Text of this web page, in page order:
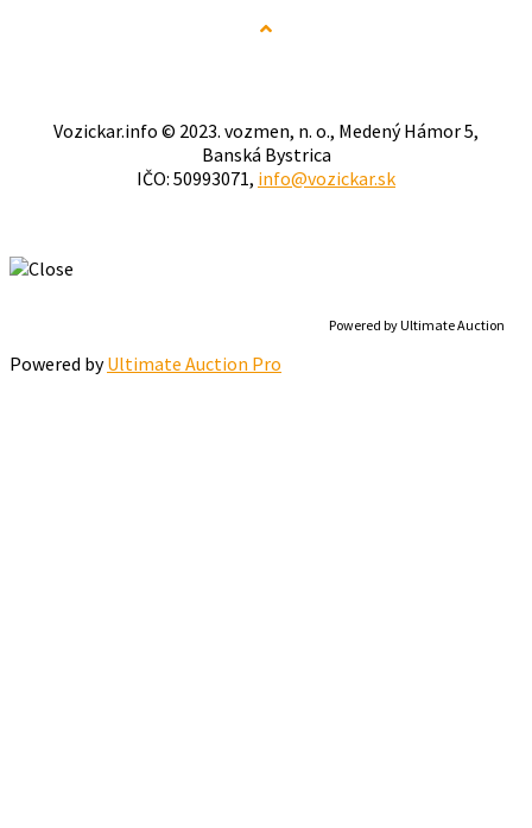
Vozickar.info © 2023. vozmen, n. o., Medený Hámor 5,
Banská Bystrica
IČO: 50993071, info@vozickar.sk
Powered by Ultimate Auction
Powered byUltimate Auction Pro